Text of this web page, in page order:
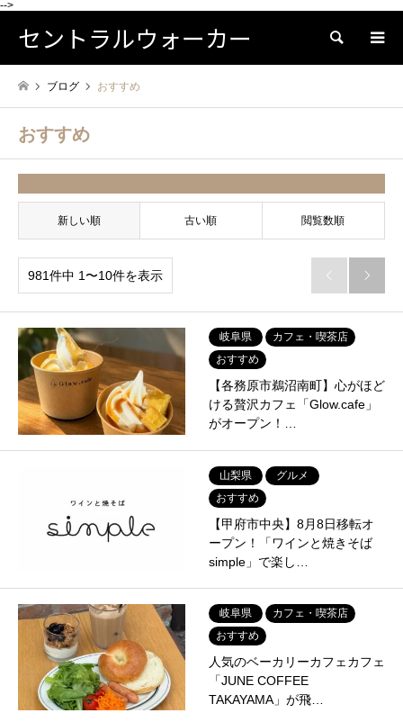
-->
セントラルウォーカー 検索
ブログ おすすめ
おすすめ
新しい順 古い順 閲覧数順
981件中 1〜10件を表示  
岐阜県
カフェ・喫茶店
おすすめ
【各務原市鵜沼南町】心がほど
ける贅沢カフェ「Glow.cafe」
がオープン！…
山梨県
グルメ
おすすめ
【甲府市中央】8月8日移転オ
ープン！「ワインと焼きそば
simple」で楽し…
岐阜県
カフェ・喫茶店
おすすめ
人気のベーカリーカフェカフェ
「JUNE COFFEE
TAKAYAMA」が飛…